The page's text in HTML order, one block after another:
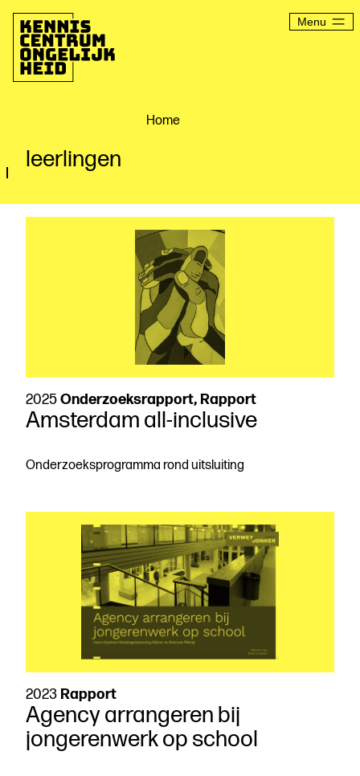
naar
inhoud
Menu
Home
leerlingen
2025Onderzoeksrapport, Rapport
Amsterdam all-inclusive
Onderzoeksprogramma rond uitsluiting
2023 Rapport
Agency arrangeren bij
jongerenwerk op school